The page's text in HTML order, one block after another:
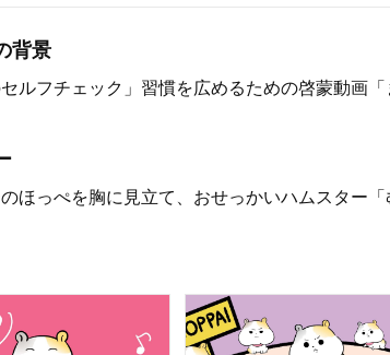
背景
セルフチェック」習慣を広めるための啓蒙動画
ほっぺを胸に見立て、おせっかいハムスター